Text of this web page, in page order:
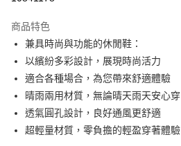
悠遊付
Google Pay
全盈+PAY
AFTEE先享後付
相關說明
商品特色
兼具時尚與功能的休閒鞋：
以繽紛多彩設計，展現時尚活力
適合各種場合，為您帶來舒適體驗
晴雨兩用材質，無論晴天雨天安心穿
透氣圓孔設計，良好通風更舒適
超輕量材質，零負擔的輕盈穿著體驗